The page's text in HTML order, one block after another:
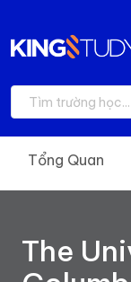
The
Tổng Quan